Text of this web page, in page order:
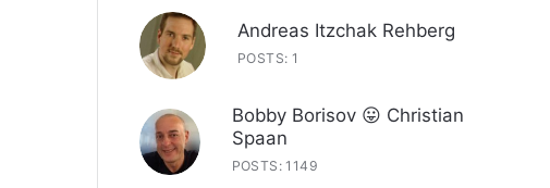
Andreas Itzchak Rehberg
POSTS: 1
Bobby Borisov 😛 Christian
Spaan
POSTS: 1149